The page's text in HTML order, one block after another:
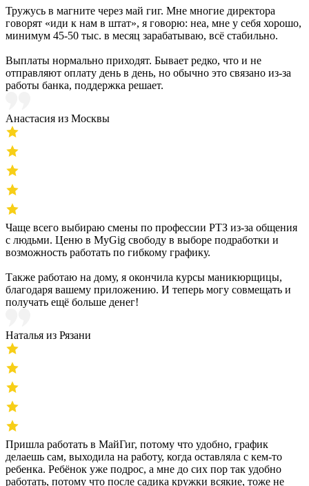
Тружусь в магните через май гиг. Мне многие директора
говорят «иди к нам в штат», я говорю: неа, мне у себя хорошо,
минимум 45-50 тыс. в месяц зарабатываю, всё стабильно.
Выплаты нормально приходят. Бывает редко, что и не
отправляют оплату день в день, но обычно это связано из-за
работы банка, поддержка решает.
Анастасия из Москвы
Чаще всего выбираю смены по профессии РТЗ из-за общения
с людьми. Ценю в MyGig свободу в выборе подработки и
возможность работать по гибкому графику.
Также работаю на дому, я окончила курсы маникюрщицы,
благодаря вашему приложению. И теперь могу совмещать и
получать ещё больше денег!
Наталья из Рязани
Пришла работать в МайГиг, потому что удобно, график
делаешь сам, выходила на работу, когда оставляла с кем-то
ребенка. Ребёнок уже подрос, а мне до сих пор так удобно
работать, потому что после садика кружки всякие, тоже не